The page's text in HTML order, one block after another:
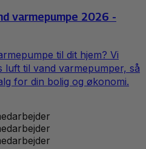
varmepumpe 2026 -
til dit hjem? Vi
luft til vand varmepumper, så
for din bolig og økonomi.